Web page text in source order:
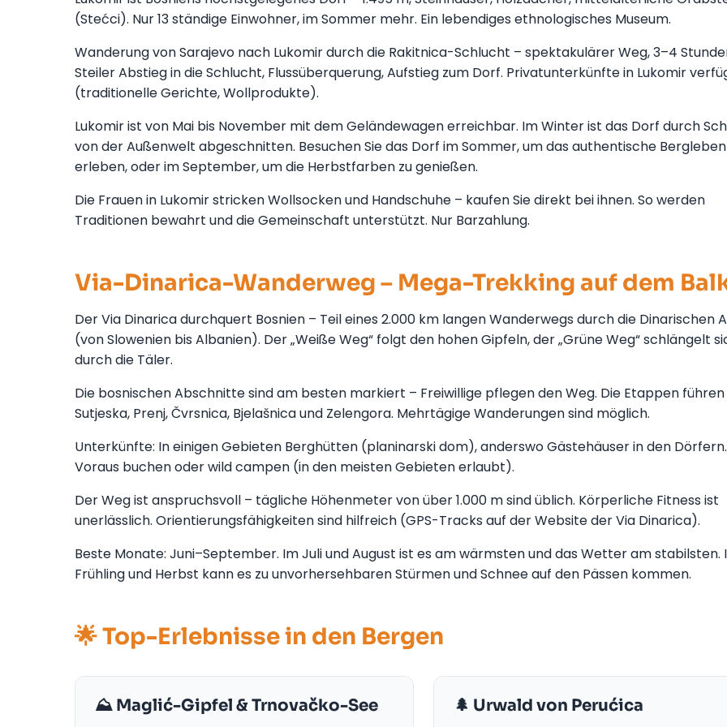
(Stećci). Nur 13 ständige Einwohner, im Sommer mehr. Ein lebendiges ethnologisches Museum.
Wanderung von Sarajevo nach Lukomir durch die Rakitnica-Schlucht – spektakulärer Weg, 3–4
Steiler Abstieg in die Schlucht, Flussüberquerung, Aufstieg zum Dorf. Privatunterkünfte in Lukomir
(traditionelle Gerichte, Wollprodukte).
Lukomir ist von Mai bis November mit dem Geländewagen erreichbar. Im Winter ist das Dorf durch
von der Außenwelt abgeschnitten. Besuchen Sie das Dorf im Sommer, um das authentische
erleben, oder im September, um die Herbstfarben zu genießen.
Die Frauen in Lukomir stricken Wollsocken und Handschuhe – kaufen Sie direkt bei ihnen. So werden
Traditionen bewahrt und die Gemeinschaft unterstützt. Nur Barzahlung.
Via-Dinarica-Wanderweg – Mega-Trekking auf dem
Der Via Dinarica durchquert Bosnien – Teil eines 2.000 km langen Wanderwegs durch die Dinarischen
(von Slowenien bis Albanien). Der „Weiße Weg“ folgt den hohen Gipfeln, der „Grüne Weg“ schlängelt
durch die Täler.
Die bosnischen Abschnitte sind am besten markiert – Freiwillige pflegen den Weg. Die Etappen
Sutjeska, Prenj, Čvrsnica, Bjelašnica und Zelengora. Mehrtägige Wanderungen sind möglich.
Unterkünfte: In einigen Gebieten Berghütten (planinarski dom), anderswo Gästehäuser in den
Voraus buchen oder wild campen (in den meisten Gebieten erlaubt).
Der Weg ist anspruchsvoll – tägliche Höhenmeter von über 1.000 m sind üblich. Körperliche Fitness ist
unerlässlich. Orientierungsfähigkeiten sind hilfreich (GPS-Tracks auf der Website der Via Dinarica).
Beste Monate: Juni–September. Im Juli und August ist es am wärmsten und das Wetter am stabilsten.
Frühling und Herbst kann es zu unvorhersehbaren Stürmen und Schnee auf den Pässen kommen.
🌟 Top-Erlebnisse in den Bergen
⛰️ Maglić-Gipfel & Trnovačko-See 🌲 Urwald von Perućica